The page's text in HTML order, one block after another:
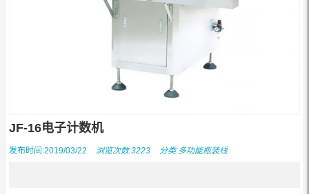
JF-16电子计数机
发布时间:2019/03/22 浏览次数:3223 分类:多功能瓶装线